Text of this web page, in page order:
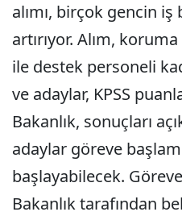
alımı, birçok gencin iş
artırıyor. Alım,
ile destek personeli
ve adaylar, KPSS
Bakanlık, sonuçları
adaylar göreve
başlayabilecek.
Bakanlık tarafından